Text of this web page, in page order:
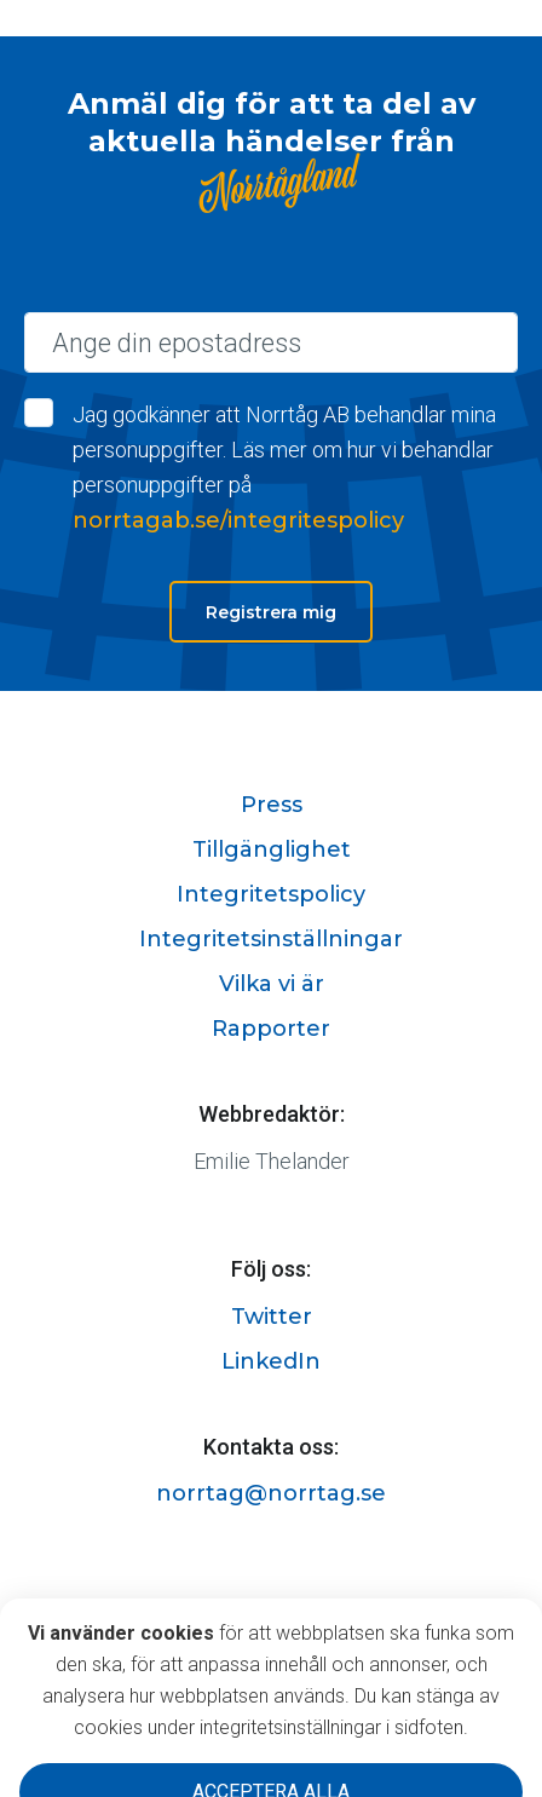
Anmäl dig för att ta del av
aktuella händelser från
Norrtågland
Jag godkänner att Norrtåg AB behandlar mina
personuppgifter. Läs mer om hur vi behandlar
personuppgifter på
norrtagab.se/integritespolicy
Registrera mig
Kontakta oss:
norrtag@norrtag.se
Östermalmsgatan 63A,
903 35 Umeå
Press
Tillgänglighet
Integritetspolicy
Integritetsinställningar
Vilka vi är
Rapporter
Webbredaktör:
Emilie Thelander
Följ oss:
Twitter
LinkedIn
Vi använder cookies
Vi använder cookies för att webbplatsen ska funka som
den ska, för att anpassa innehåll och annonser, och
analysera hur webbplatsen används. Du kan stänga av
cookies under integritetsinställningar i sidfoten.
ACCEPTERA ALLA